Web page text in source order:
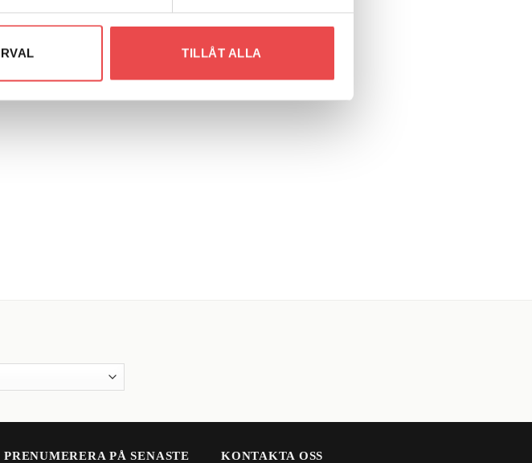
TILLÅT ALLA
Add to wishlist
kr
LÄGG TILL I VARUKORG
Powerflexbussning
440kr
LÄGG TILL I VARUKORG
PRENUMERERA PÅ SENASTE KONTAKTA OSS